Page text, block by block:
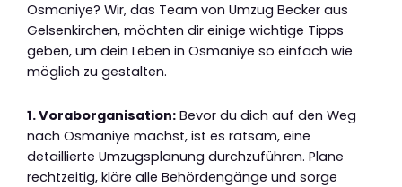
Osmaniye? Wir, das Team von Umzug Becker aus
Gelsenkirchen, möchten dir einige wichtige Tipps
geben, um dein Leben in Osmaniye so einfach wie
möglich zu gestalten.
1. Voraborganisation: Bevor du dich auf den Weg
nach Osmaniye machst, ist es ratsam, eine
detaillierte Umzugsplanung durchzuführen. Plane
rechtzeitig, kläre alle Behördengänge und sorge